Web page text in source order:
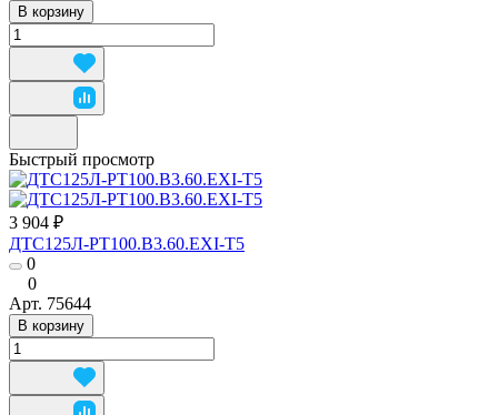
В корзину
Быстрый просмотр
3 904 ₽
ДТС125Л-РТ100.В3.60.ЕХI-Т5
0
0
Арт. 75644
В корзину